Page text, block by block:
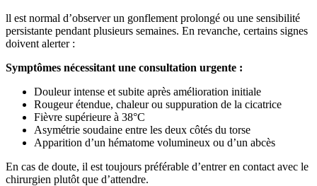
ll est normal d’observer un gonflement prolongé ou une sensibilité
persistante pendant plusieurs semaines. En revanche, certains signes
doivent alerter :
Symptômes nécessitant une consultation urgente :
Douleur intense et subite après amélioration initiale
Rougeur étendue, chaleur ou suppuration de la cicatrice
Fièvre supérieure à 38°C
Asymétrie soudaine entre les deux côtés du torse
Apparition d’un hématome volumineux ou d’un abcès
En cas de doute, il est toujours préférable d’entrer en contact avec le
chirurgien plutôt que d’attendre.